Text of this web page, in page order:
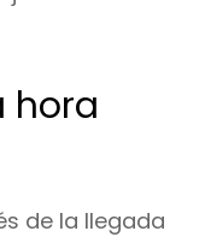
hora
de la llegada